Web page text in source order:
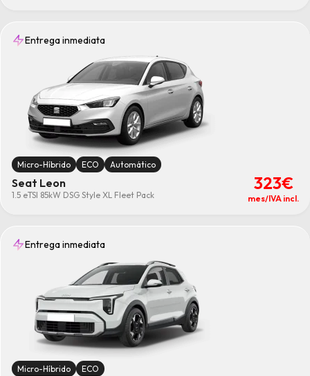
Entrega inmediata
Micro-Híbrido ECO Automático
Seat Leon
1.5 eTSI 85kW DSG Style XL Fleet Pack
323€
mes/IVA incl.
Entrega inmediata
Micro-Híbrido ECO